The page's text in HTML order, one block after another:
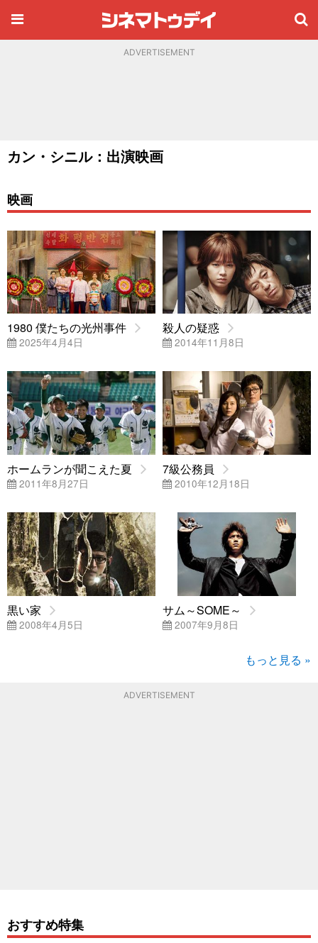
ADVERTISEMENT
カン・シニル：出演映画
映画
1980 僕たちの光州事件
2025年4月4日
殺人の疑惑
2014年11月8日
ホームランが聞こえた夏
2011年8月27日
7級公務員
2010年12月18日
黒い家
2008年4月5日
サム～SOME～
2007年9月8日
もっと見る »
ADVERTISEMENT
おすすめ特集